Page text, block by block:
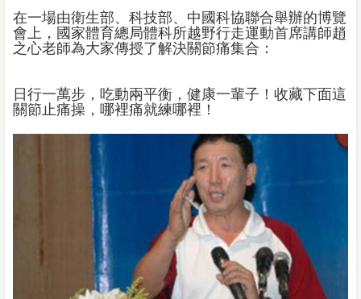
在一場由衛生部、科技部、中國科協聯合舉辦的博覽
會上，國家體育總局體科所越野行走運動首席講師趙
之心老師為大家傳授了解決關節痛集合：
日行一萬步，吃動兩平衡，健康一輩子！收藏下面這
關節止痛操，哪裡痛就練哪裡！